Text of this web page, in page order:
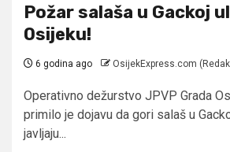
Požar salaša u Gackoj
Osijeku!
6 godina ago OsijekExpress.com
Operativno dežurstvo JPVP Grada
primilo je dojavu da gori salaš u
javljaju...